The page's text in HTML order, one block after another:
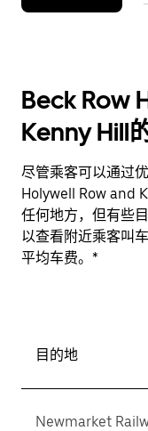
Beck Row
Kenny Hill
尽管乘客可以通过
Holywell Row and
任何地方，但有些
以查看附近乘客叫
平均车费。*
目的地
Newmarket